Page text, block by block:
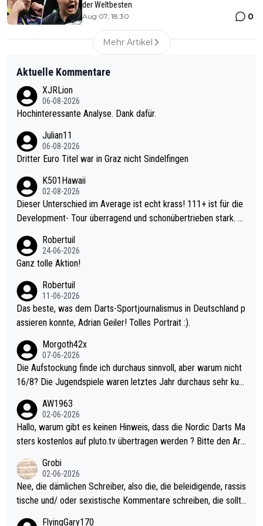
der Weltbesten
Aug 07, 18:30 0
Mehr Artikel
Aktuelle Kommentare
XJRLion
06-08-2026
Hochinteressante Analyse. Dank dafür.
Julian11
06-08-2026
Dritter Euro Titel war in Graz nicht Sindelfingen
K501Hawaii
02-08-2026
Dieser Unterschied im Average ist echt krass! 111+ ist für die
Development- Tour überragend und schonübertrieben stark. U
mal 40+ erst recht. Da gewinnst keinen Blumentopf - ist ja noc
h krasser wie ein Pokalspiel eines Kreisligisten vs einem Bund
Robertuil
24-06-2026
Ganz tolle Aktion!
Robertuil
11-06-2026
Das beste, was dem Darts-Sportjournalismus in Deutschland p
assieren konnte, Adrian Geiler! Tolles Portrait :).
Morgoth42x
07-06-2026
Die Aufstockung finde ich durchaus sinnvoll, aber warum nicht
16/8? Die Jugendspiele waren letztes Jahr durchaus sehr kurz
Allerdings ist Mitchell Lawrie als Nummer 1 der Welt eh qualifi
ziert. Somit ändert die automatische Qualifikation des Weltmei
sters erstmal nichts. Ich denke sie wollen damit für nächstes J
ohl wenig WDF Turniere spielen. Dies war bei Archie Self letzt
es Jahr der Fall. Er musste als amtierender Weltmeister durch
den Qualifier und ich glaube kaum, dass Mitchel sich das (in Ve
gas) antun würde, wenn er doch eigentlich die PDC-WM als Zi
el hat.
AW1963
02-06-2026
Hallo, warum gibt es keinen Hinweis, dass die Nordic Darts Ma
sters kostenlos auf pluto.tv übertragen werden ? Bitte den Arti
Grobi
02-06-2026
Nee, die dämlichen Schreiber, also die, die beleidigende, rassis
tische und/ oder sexistische Kommentare schreiben, die sollte
FlyingGary170